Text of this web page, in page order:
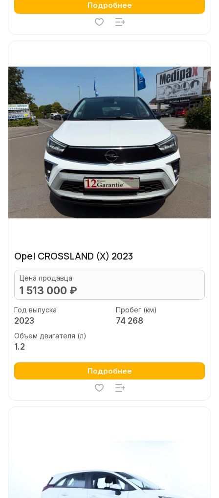
Подробнее
Opel CROSSLAND (X) 2023
Цена продавца
1 513 000 ₽
Год выпуска
2023
Пробег (км)
74 268
Объем двигателя (л)
1.2
Подробнее